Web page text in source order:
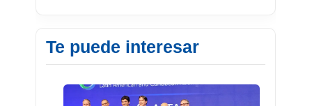
Te puede interesar